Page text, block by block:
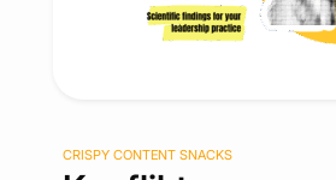
CRISPY CONTENT SNACKS